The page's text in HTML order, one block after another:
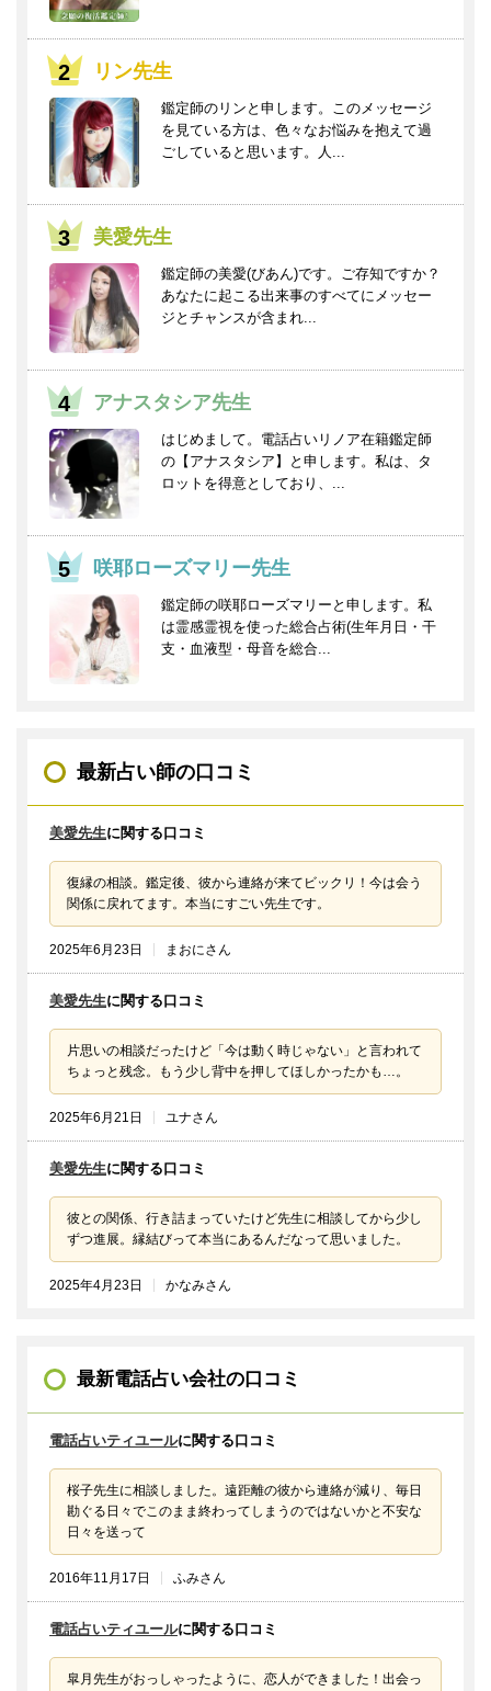
リン先生
鑑定師のリンと申します。このメッセージ
を見ている方は、色々なお悩みを抱えて過
ごしていると思います。人...
美愛先生
鑑定師の美愛(びあん)です。ご存知ですか？
あなたに起こる出来事のすべてにメッセー
ジとチャンスが含まれ...
アナスタシア先生
はじめまして。電話占いリノア在籍鑑定師
の【アナスタシア】と申します。私は、タ
ロットを得意としており、...
咲耶ローズマリー先生
鑑定師の咲耶ローズマリーと申します。私
は霊感霊視を使った総合占術(生年月日・干
支・血液型・母音を総合...
最新占い師の口コミ
美愛先生に関する口コミ
復縁の相談。鑑定後、彼から連絡が来てビックリ！今は会う
関係に戻れてます。本当にすごい先生です。
2025年6月23日 まおにさん
美愛先生に関する口コミ
片思いの相談だったけど「今は動く時じゃない」と言われて
ちょっと残念。もう少し背中を押してほしかったかも…。
2025年6月21日 ユナさん
美愛先生に関する口コミ
彼との関係、行き詰まっていたけど先生に相談してから少し
ずつ進展。縁結びって本当にあるんだなって思いました。
2025年4月23日 かなみさん
最新電話占い会社の口コミ
電話占いティユールに関する口コミ
桜子先生に相談しました。遠距離の彼から連絡が減り、毎日
勘ぐる日々でこのまま終わってしまうのではないかと不安な
日々を送って
2016年11月17日 ふみさん
電話占いティユールに関する口コミ
皐月先生がおっしゃったように、恋人ができました！出会っ